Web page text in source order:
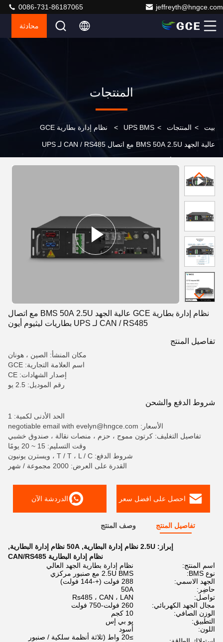
jeffreyth@hngce.com
0086-731-86187065
محادثة
المنتجات
بيت > المنتجات >
UPS BMS
> نظام إدارة بطارية GCE
عالية الجهد BMS 50A 2.5U مع اتصال CAN / RS485 لـ UPS
نظام إدارة بطارية GCE عالية الجهد BMS 50A 2.5U مع اتصال
CAN / RS485 لـ UPS بطاريات ليثيوم أيون
تفاصيل المنتج
مكان المنشأ: الصين ، هونان
اسم العلامة التجارية: GCE
إصدار الشهادات: CE
رقم الموديل: 2.5 يو
شروط الدفع والشحن
الحد الأدنى لكمية: 1
الأسعار: negotiable email with evelyn@hngce.com
تفاصيل التغليف: كرتون مموج ، حزم ، منصات نقالة ، صندوق خشبي
وقت التسليم: 15 ~ 20 يومًا
شروط الدفع: T / T ، L / C ، ويسترن يونيون
القدرة على العرض: 2000 مجموعة / شهر
احصل على افضل سعر الدردشة الآن
تفاصيل المنتج وصف المنتج
إبراز: 2.5U نظام إدارة البطارية , 50A نظام إدارة البطارية
,
نظام إدارة البطارية CAN/RS485
اسم المنتج:
نظام إدارة بطارية الجهد العالي
نوع BMS:
2.5U BMS مع صنبور مركزي
الجهد الاسمي:
288 فولت (+-144 فولت)
حاضِر:
50A
تواصل:
Rs485 ، CAN ، LAN
مجال الجهد الكهربائي:
260 فولت-750 فولت
الوزن الصافي:
10 كجم
التطبيق:
يو بي إس
اللون:
أسود
≥20 واط (ثلاثة أنظمة سلكية / صنبور